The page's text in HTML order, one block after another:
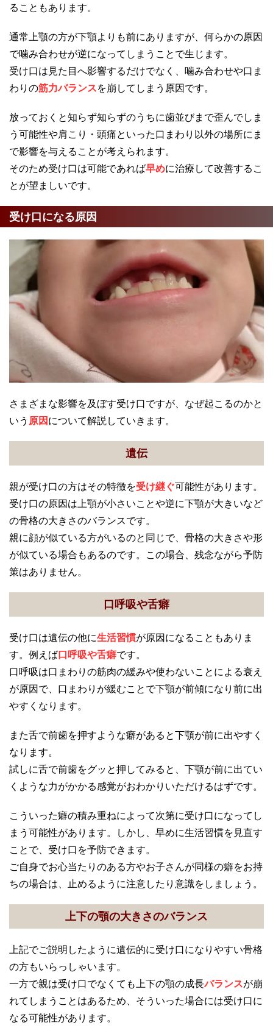
ることもあります。
通常上顎の方が下顎よりも前にありますが、何らかの原因
で噛み合わせが逆になってしまうことで生じます。
受け口は見た目へ影響するだけでなく、噛み合わせや口ま
わりの筋力バランスを崩してしまう原因です。
放っておくと知らず知らずのうちに歯並びまで歪んでしま
う可能性や肩こり・頭痛といった口まわり以外の場所にま
で影響を与えることが考えられます。
そのため受け口は可能であれば早めに治療して改善するこ
とが望ましいです。
受け口になる原因
さまざまな影響を及ぼす受け口ですが、なぜ起こるのかと
いう 原因について解説していきます。
遺伝
親が受け口の方はその特徴を受け継ぐ可能性があります。
受け口の原因は上顎が小さいことや逆に下顎が大きいなど
の骨格の大きさのバランスです。
親に顔が似ている方がいるのと同じで、骨格の大きさや形
が似ている場合もあるのです。この場合、残念ながら予防
策はありません。
口呼吸や舌癖
受け口は遺伝の他に生活習慣が原因になることもありま
す。例えば口呼吸や舌癖です。
口呼吸は口まわりの筋肉の緩みや使わないことによる衰え
が原因で、口まわりが緩むことで下顎が前傾になり前に出
やすくなります。
また舌で前歯を押すような癖があると下顎が前に出やすく
なります。
試しに舌で前歯をグッと押してみると、下顎が前に出てい
くような力がかかる感覚がおわかりいただけるはずです。
こういった癖の積み重ねによって次第に受け口になってし
まう可能性があります。しかし、早めに生活習慣を見直す
ことで、受け口を予防できます。
ご自身でお心当たりのある方やお子さんが同様の癖をお持
ちの場合は、止めるように注意したり意識をしましょう。
上下の顎の大きさのバランス
上記でご説明したように遺伝的に受け口になりやすい骨格
の方もいらっしゃいます。
一方で親は受け口でなくても上下の顎の成長バランスが崩
れてしまうことはあるため、そういった場合には受け口に
なる可能性があります。